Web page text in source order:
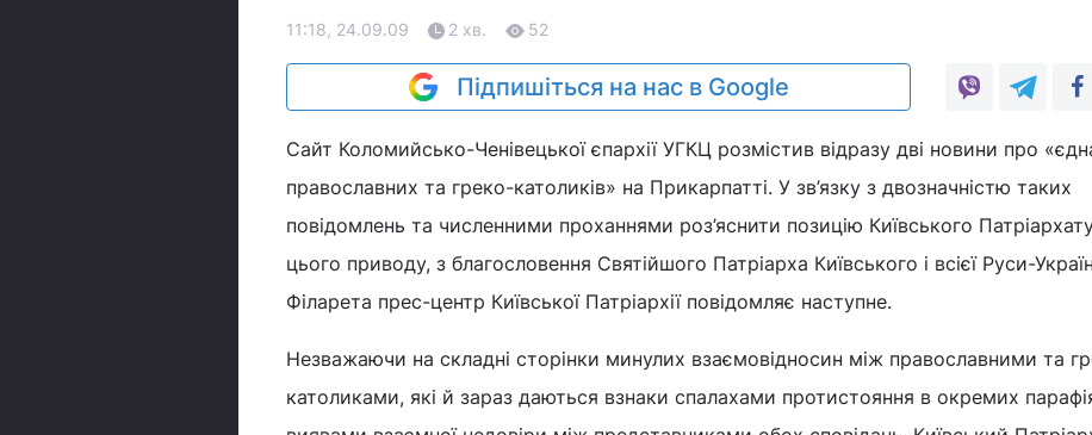
11:18, 24.09.09 2 хв. 52
Підпишіться на нас в Google
Сайт Коломийсько-Ченівецької єпархії УГКЦ розмістив відразу дві новини про
православних та греко-католиків» на Прикарпатті. У зв’язку з двозначністю таких
повідомлень та численними проханнями роз’яснити позицію Київського
цього приводу, з благословення Святійшого Патріарха Київського і всієї Руси-
Філарета прес-центр Київської Патріархії повідомляє наступне.
Незважаючи на складні сторінки минулих взаємовідносин між православними та
католиками, які й зараз даються взнаки спалахами протистояння в окремих